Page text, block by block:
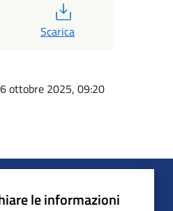
Scarica
ottobre 2025, 09:20
le informazioni